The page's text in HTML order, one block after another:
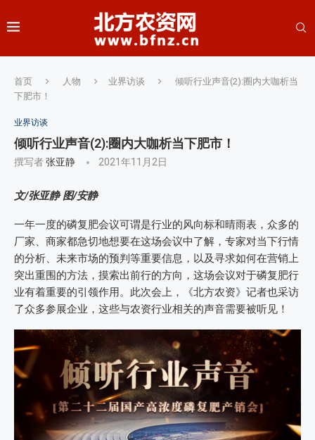
首页 人物 业界访谈
倾听行业声音(2):圈内大咖析当
下肥市！
业界访谈
倾听行业声音(2):圈内大咖析当下肥市！
撰写者张亚静 2021年11月2日
文/张亚静 图/安静
一年一度的磷复肥会议可谓是行业的风向标和晴雨表，众多的
厂家、商家都急切地想要在这场会议中了解，专家对当下行情
的分析、未来市场的预判等重要信息，以及寻求如何在营销上
突出重围的方法，摸索出前行的方向，这场会议对于磷复肥行
业有着重要的引领作用。此次会上，《北方农资》记者也采访
了众多参展企业，这些与农资行业相关的声音需要被听见！